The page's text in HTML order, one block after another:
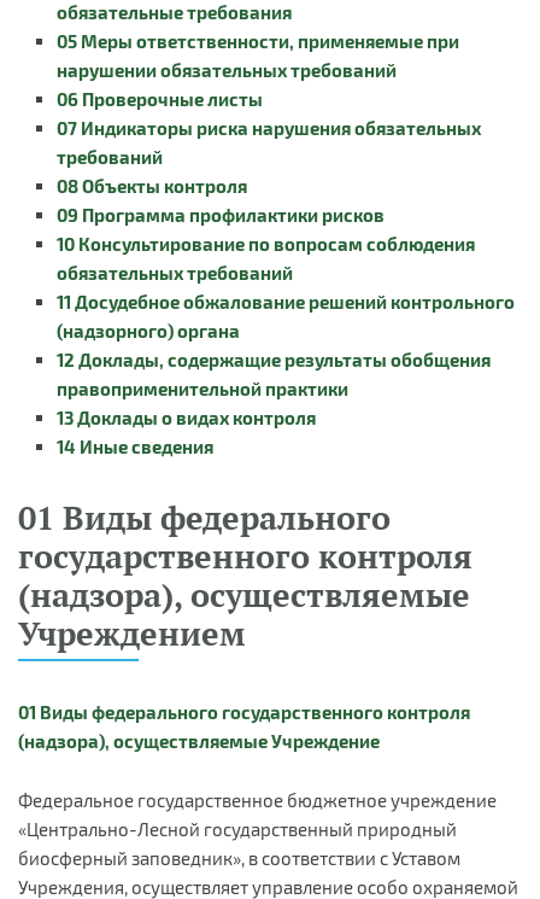
обязательные требования
05 Меры ответственности, применяемые при
нарушении обязательных требований
06 Проверочные листы
07 Индикаторы риска нарушения обязательных
требований
08 Объекты контроля
09 Программа профилактики рисков
10 Консультирование по вопросам соблюдения
обязательных требований
11 Досудебное обжалование решений контрольного
(надзорного) органа
12 Доклады, содержащие результаты обобщения
правоприменительной практики
13 Доклады о видах контроля
14 Иные сведения
01 Виды федерального
государственного контроля
(надзора), осуществляемые
Учреждением
01 Виды федерального государственного контроля
(надзора), осуществляемые Учреждение
Федеральное государственное бюджетное учреждение
«Центрально-Лесной государственный природный
биосферный заповедник», в соответствии с Уставом
Учреждения, осуществляет управление особо охраняемой